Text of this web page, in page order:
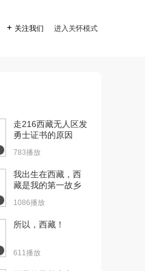
 关注我们 进入关怀模式
走216西藏无人区发
勇士证书的原因
783播放
我出生在西藏，西
藏是我的第一故乡
1086播放
所以，西藏！
611播放